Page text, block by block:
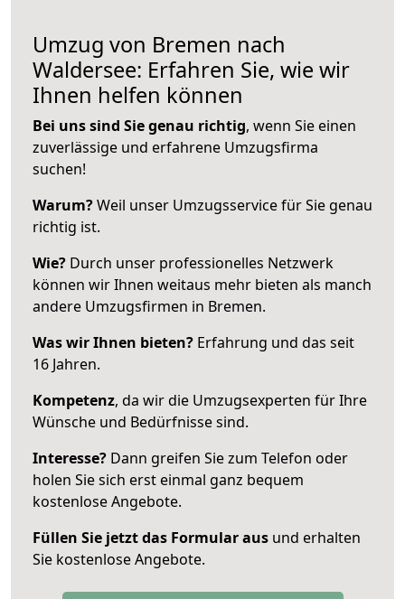
Umzug von Bremen nach
Waldersee: Erfahren Sie, wie wir
Ihnen helfen können
Bei uns sind Sie genau richtig, wenn Sie einen
zuverlässige und erfahrene Umzugsfirma
suchen!
Warum?Weil unser Umzugsservice für Sie genau
richtig ist.
Wie? Durch unser professionelles Netzwerk
können wir Ihnen weitaus mehr bieten als manch
andere Umzugsfirmen in Bremen.
Was wir Ihnen bieten? Erfahrung und das seit
16 Jahren.
Kompetenz, da wir die Umzugsexperten für Ihre
Wünsche und Bedürfnisse sind.
Interesse? Dann greifen Sie zum Telefon oder
holen Sie sich erst einmal ganz bequem
kostenlose Angebote.
Füllen Sie jetzt das Formular aus und erhalten
Sie kostenlose Angebote.